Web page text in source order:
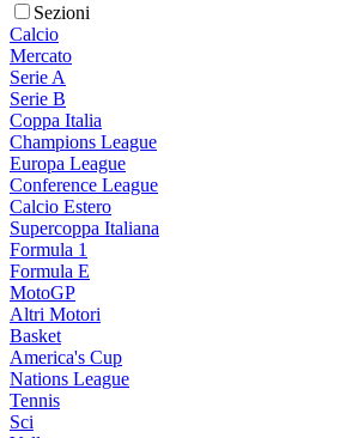
Sezioni
Calcio
Mercato
Serie A
Serie B
Coppa Italia
Champions League
Europa League
Conference League
Calcio Estero
Supercoppa Italiana
Formula 1
Formula E
MotoGP
Altri Motori
Basket
America's Cup
Nations League
Tennis
Sci